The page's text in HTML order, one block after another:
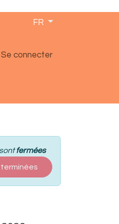
FR
Se connecter
fermées